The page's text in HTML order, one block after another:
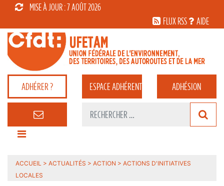
MISE À JOUR : 7 AOÛT 2026
FLUX RSS
AIDE
ADHÉRER ? ESPACEADHÉRENT ADHÉSION
ACCUEIL > ACTUALITÉS > ACTION > ACTIONS D'INITIATIVES
LOCALES